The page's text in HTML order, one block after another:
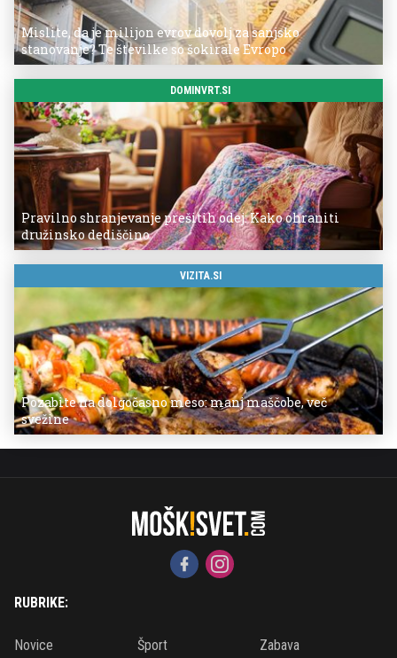
Mislite, da je milijon evrov dovolj za sanjsko
stanovanje? Te številke so šokirale Evropo
DOMINVRT.SI
Pravilno shranjevanje prešitih odej: Kako ohraniti
družinsko dediščino
VIZITA.SI
Pozabite na dolgočasno meso: manj maščobe, več
svežine
RUBRIKE:
Novice Šport Zabava